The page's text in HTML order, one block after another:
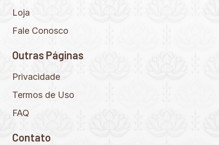
Loja
Fale Conosco
Outras Páginas
Privacidade
Termos de Uso
FAQ
Contato